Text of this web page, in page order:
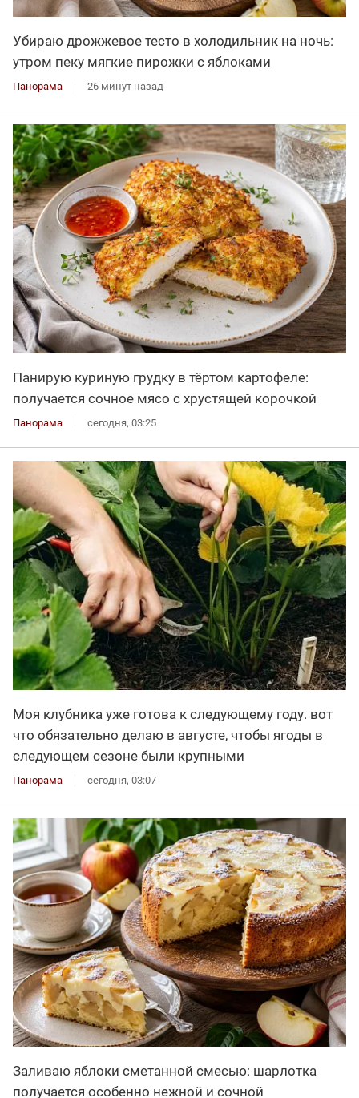
Убираю дрожжевое тесто в холодильник на ночь:
утром пеку мягкие пирожки с яблоками
Панорама 26 минут назад
Панирую куриную грудку в тёртом картофеле:
получается сочное мясо с хрустящей корочкой
Панорама сегодня, 03:25
Моя клубника уже готова к следующему году. вот
что обязательно делаю в августе, чтобы ягоды в
следующем сезоне были крупными
Панорама сегодня, 03:07
Заливаю яблоки сметанной смесью: шарлотка
получается особенно нежной и сочной